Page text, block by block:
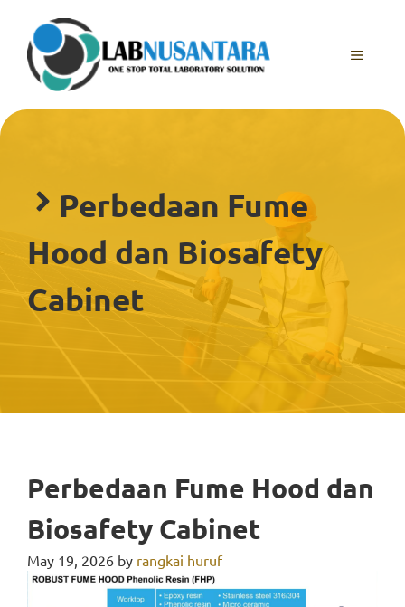
content
MENU
Perbedaan Fume
Hood dan Biosafety
Cabinet
Perbedaan Fume Hood dan
Biosafety Cabinet
May 19, 2026 by rangkai huruf